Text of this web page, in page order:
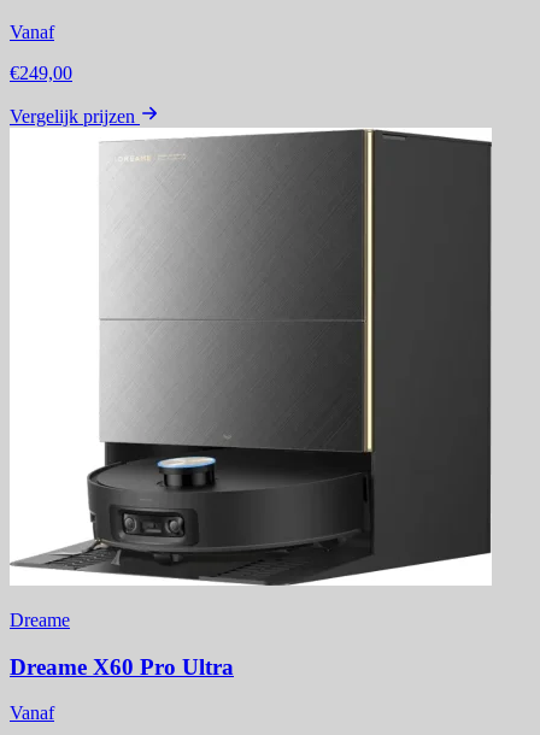
Vanaf
€249,00
Vergelijk prijzen
Dreame
Dreame X60 Pro Ultra
Vanaf